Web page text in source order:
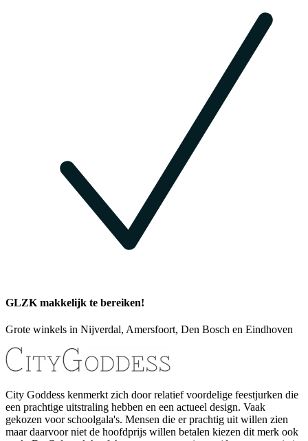
GLZK makkelijk te bereiken!
Grote winkels in Nijverdal, Amersfoort, Den Bosch en Eindhoven
City Goddess kenmerkt zich door relatief voordelige feestjurken die
een prachtige uitstraling hebben en een actueel design. Vaak
gekozen voor schoolgala's. Mensen die er prachtig uit willen zien
maar daarvoor niet de hoofdprijs willen betalen kiezen dit merk ook